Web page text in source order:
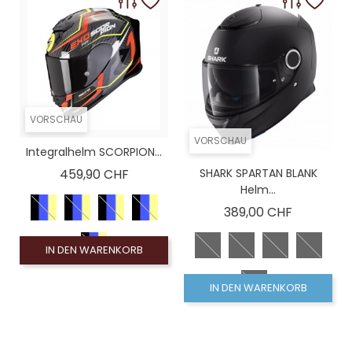
VORSCHAU
Integralhelm SCORPION...
459,90 CHFPreis
IN DEN WARENKORB
VORSCHAU
SHARK SPARTAN BLANK
Helm...
389,00 CHF
IN DEN WARENKORB